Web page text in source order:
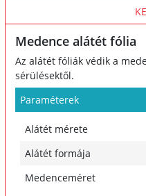
Medence alátét fólia
Az alátét fóliák védik a
sérülésektől.
Paraméterek
Alátét mérete
Alátét formája
Medenceméret